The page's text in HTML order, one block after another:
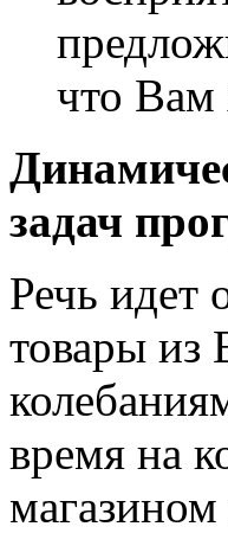
что Вам
задач
Речь идет
товары из
время на